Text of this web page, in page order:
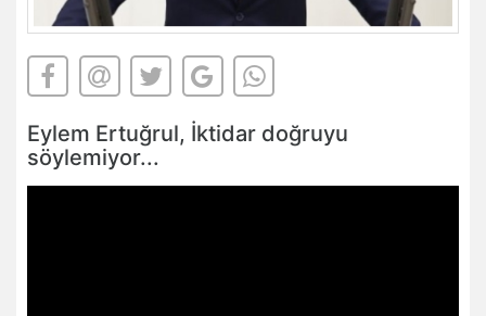
Eylem Ertuğrul, İktidar doğruyu
söylemiyor...